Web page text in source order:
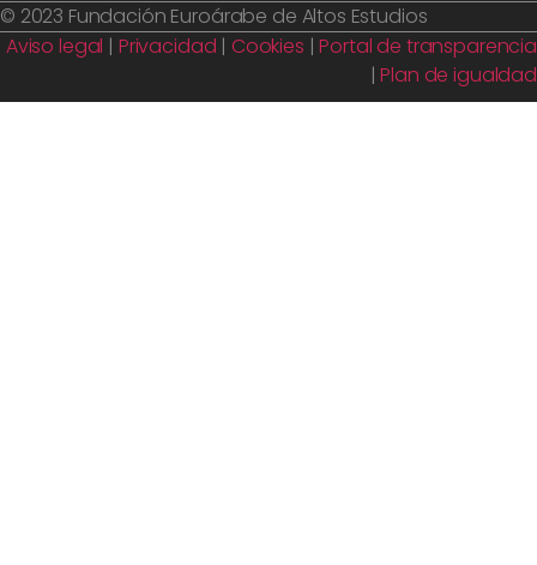
© 2023 Fundación Euroárabe de Altos Estudios
Aviso legal | Privacidad | Cookies |Portal de transparencia
|Plan de igualdad